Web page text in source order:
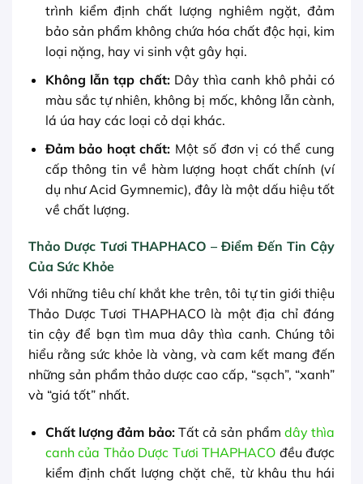
trình kiểm định chất lượng nghiêm ngặt, đảm
bảo sản phẩm không chứa hóa chất độc hại, kim
loại nặng, hay vi sinh vật gây hại.
Không lẫn tạp chất:Dây thìa canh khô phải có
màu sắc tự nhiên, không bị mốc, không lẫn cành,
lá úa hay các loại cỏ dại khác.
Đảm bảo hoạt chất: Một số đơn vị có thể cung
cấp thông tin về hàm lượng hoạt chất chính (ví
dụ như Acid Gymnemic), đây là một dấu hiệu tốt
về chất lượng.
Thảo Dược Tươi THAPHACO – Điểm Đến Tin Cậy
Của Sức Khỏe
Với những tiêu chí khắt khe trên, tôi tự tin giới thiệu
Thảo Dược Tươi THAPHACO là một địa chỉ đáng
tin cậy để bạn tìm mua dây thìa canh. Chúng tôi
hiểu rằng sức khỏe là vàng, và cam kết mang đến
những sản phẩm thảo dược cao cấp, “sạch”, “xanh”
và “giá tốt” nhất.
Chất lượng đảm bảo:Tất cả sản phẩm dây thìa
canh của Thảo Dược Tươi THAPHACO đều được
kiểm định chất lượng chặt chẽ, từ khâu thu hái